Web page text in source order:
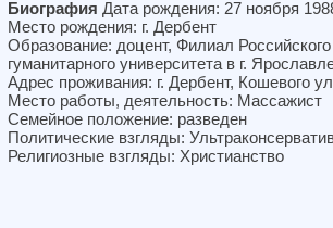
Биография Дата рождения: 27 ноября
Место рождения: г. Дербент
Образование: доцент, Филиал Российского
гуманитарного университета в г.
Адрес проживания: г. Дербент, Кошевого
Место работы, деятельность: Массажист
Семейное положение: разведен
Политические взгляды:
Религиозные взгляды: Христианство